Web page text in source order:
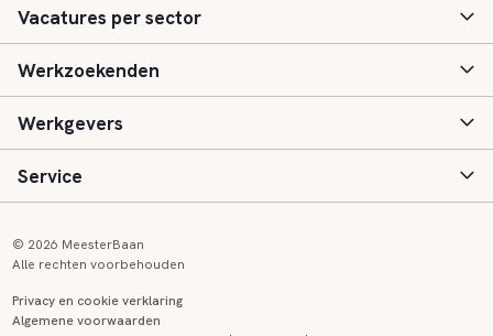
Vacatures per sector
Basisonderwijs
Speciaal (basis) onderwijs
Voortgezet onderwijs
Werkzoekenden
Aanmelden
Vacatures
Werkgevers
Inloggen
Service
© 2026 MeesterBaan
Alle rechten voorbehouden
Privacy en cookie verklaring
Algemene voorwaarden